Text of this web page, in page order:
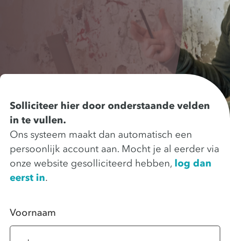
Solliciteer hier door onderstaande velden
in te vullen.
Ons systeem maakt dan automatisch een
persoonlijk account aan. Mocht je al eerder via
onze website gesolliciteerd hebben, log dan
eerst in.
Voornaam